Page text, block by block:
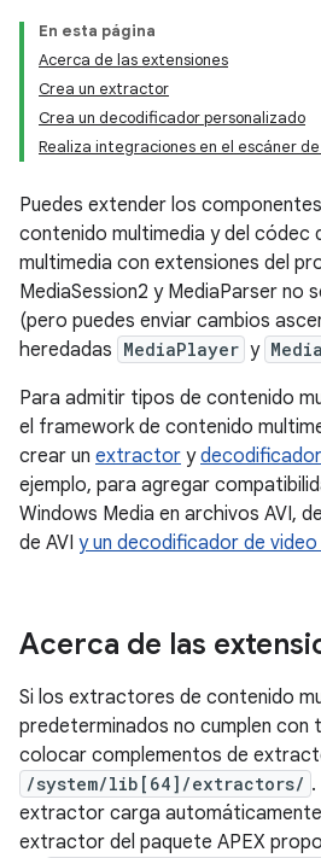
En esta página
Acerca de las extensiones
Crea un extractor
Crea un decodificador personalizado
Realiza integraciones en el escáner
Puedes extender los
contenido multimedia y del códec
multimedia con extensiones del
MediaSession2 y MediaParser no
(pero puedes enviar cambios
heredadas MediaPlayer y
Para admitir tipos de contenido
el framework de contenido
crear un extractor ydecodificador
ejemplo, para agregar
Windows Media en archivos AVI,
de AVI y un decodificador de
Acerca de las
Si los extractores de contenido
predeterminados no cumplen con
colocar complementos de
/system/lib[64]/extractors/
extractor carga
extractor del paquete APEX